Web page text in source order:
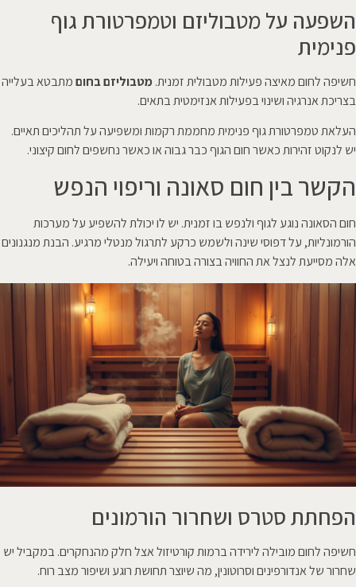
השפעה על מטבוליזם וטמפרטורת גוף
פנימית
חשיפה לחום מאיצה פעילות מטבולית זמנית. מטבוליזם בחוםמתבטא בעלייה
בצריכת אנרגיה ושינוי בפעילות אנזימטית בתאים.
העלאת טמפרטורת גוף פנימית מחממת רקמות ומשפיעה על תהליכים תאיים.
יש לנקוט זהירות כאשר חום הגוף כבר גבוה או כאשר נחשפים לחום קיצוני.
הקשר בין חום סאונה וריפוי הנפש
חום הסאונה נוגע לגוף ולנפש בו זמנית. יש לו יכולת להשפיע על מערכות
הורמונליות, על דפוסי שינה ולשמש כרקע לתרגול מנטלי מרגיע. הבנת מנגנונים
אלה מסייעת לנצל את החוויה בצורה בטוחה ויעילה.
הפחתת סטרס ושחרור הורמונים
חשיפה לחום מובילה לירידה ברמות קורטיזול אצל חלק מהנחקרים. במקביל יש
שחרור של אנדורפינים וסרוטונין, מה שיוצר תחושת רוגע ושיפור מצב רוח.